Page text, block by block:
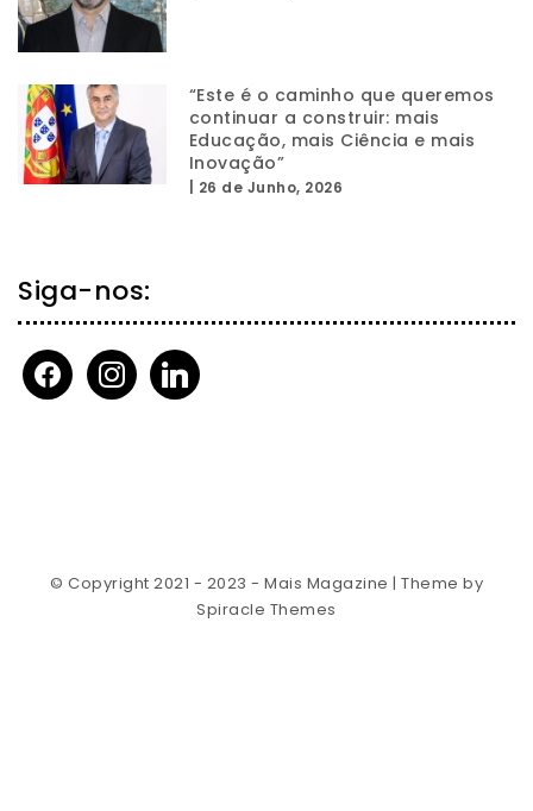
“Este é o caminho que queremos
continuar a construir: mais
Educação, mais Ciência e mais
Inovação”
26 de Junho, 2026
Siga-nos:
facebookinstagramlinkedin
© Copyright 2021 - 2023 - Mais Magazine | Theme by
Spiracle Themes